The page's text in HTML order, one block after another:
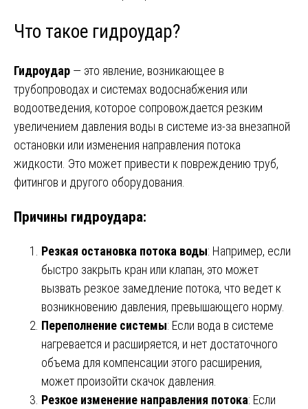
Что такое гидроудар?
Гидроудар — это явление, возникающее в
трубопроводах и системах водоснабжения или
водоотведения, которое сопровождается резким
увеличением давления воды в системе из-за внезапной
остановки или изменения направления потока
жидкости. Это может привести к повреждению труб,
фитингов и другого оборудования.
Причины гидроудара:
Резкая остановка потока воды: Например, если
быстро закрыть кран или клапан, это может
вызвать резкое замедление потока, что ведет к
возникновению давления, превышающего норму.
Переполнение системы: Если вода в системе
нагревается и расширяется, и нет достаточного
объема для компенсации этого расширения,
может произойти скачок давления.
Резкое изменение направления потока: Если